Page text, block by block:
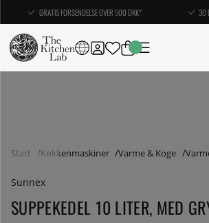
GRATIS FORSENDELSE OVER 500 DKK* 30
Start Køkkenmaskiner Varme & Koge
Sunnex
SUPPEKEDEL 10 LITER, MED